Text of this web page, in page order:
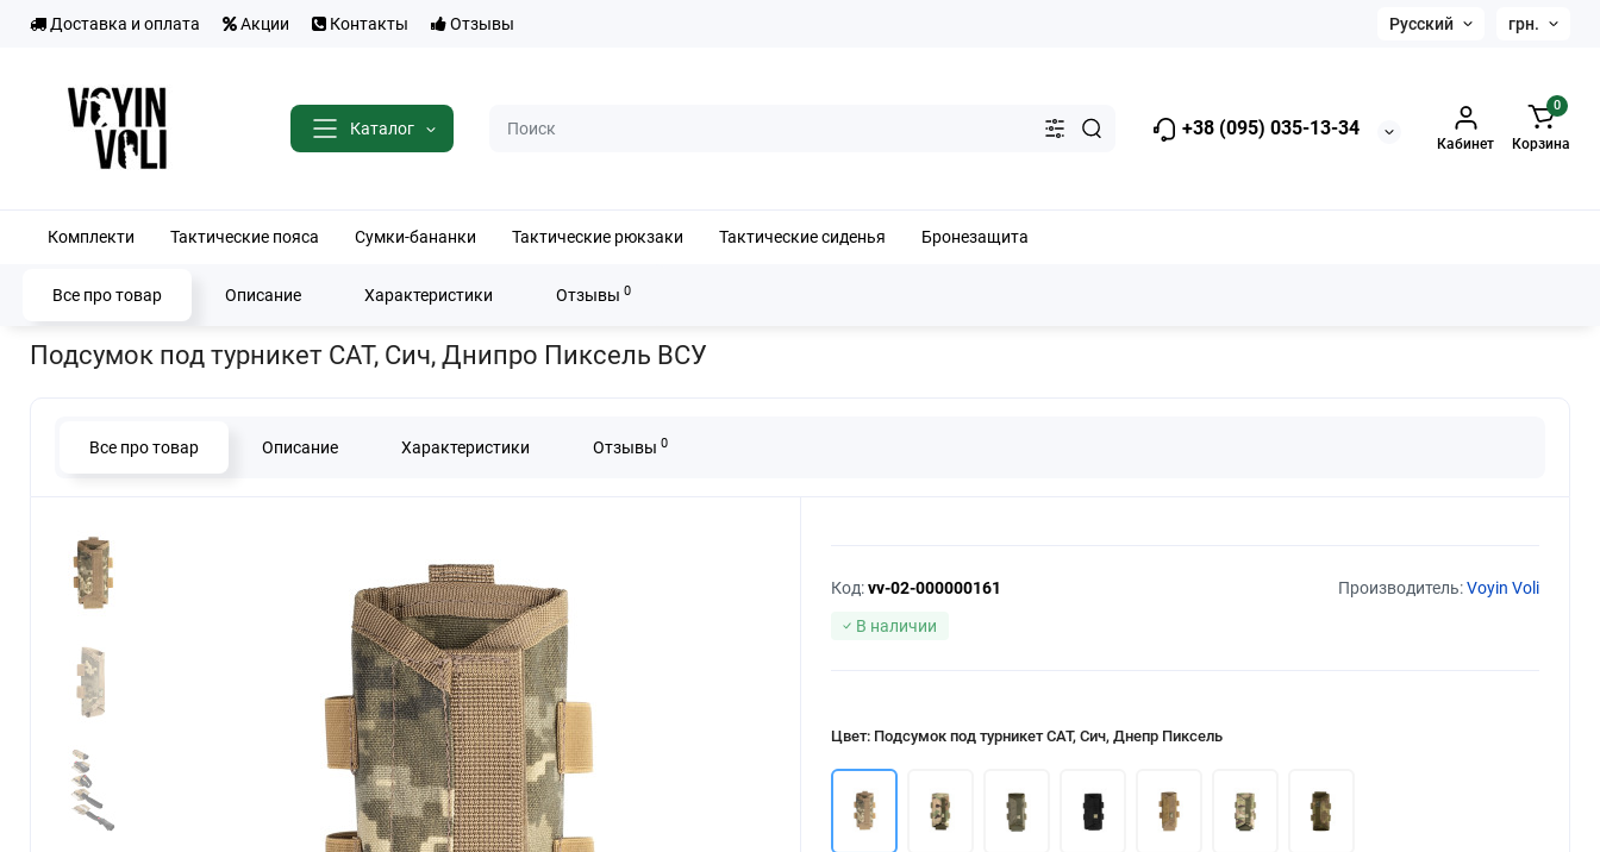
Доставка и оплата Акции Контакты Отзывы Русский грн.
Каталог +38 (095) 035-13-34
Кабинет
0
Корзина
Комплекти Тактические пояса Сумки-бананки Тактические рюкзаки Тактические сиденья Бронезащита
Все про товар Описание Характеристики Отзывы 0
Главная Тактические подсумки Подсумки для турникетов Подсумок под турникет САТ, Сич, Днипро Пиксель ВСУ
Подсумок под турникет САТ, Сич, Днипро Пиксель ВСУ
Все про товар Описание Характеристики Отзывы 0
Код:vv-02-000000161 Производитель:Voyin Voli
В наличии
Цвет: Подсумок под турникет САТ, Сич, Днепр Пиксель